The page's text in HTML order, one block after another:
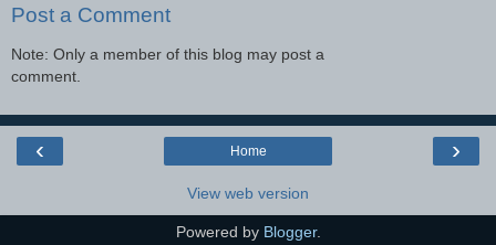
Post a Comment
Note: Only a member of this blog may post a
comment.
‹ ›
Home
View web version
Powered by Blogger.